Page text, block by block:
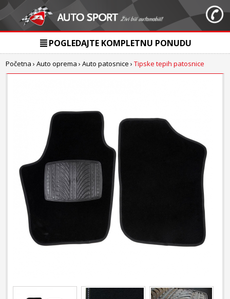
POGLEDAJTE KOMPLETNU PONUDU
Početna ›Auto oprema ›Auto patosnice ›Tipske tepih patosnice